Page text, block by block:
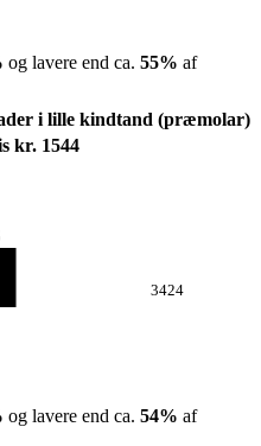
og lavere end ca. 55% af
i lille kindtand (præmolar)
kr. 1544
3424
og lavere end ca. 54% af